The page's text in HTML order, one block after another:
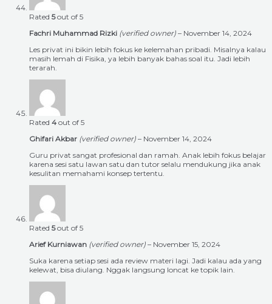
Rated 5out of 5
Fachri Muhammad Rizki (verified owner) – November 14, 2024
Les privat ini bikin lebih fokus ke kelemahan pribadi. Misalnya kalau
masih lemah di Fisika, ya lebih banyak bahas soal itu. Jadi lebih
terarah.
Rated 4 out of 5
Ghifari Akbar (verified owner) – November 14, 2024
Guru privat sangat profesional dan ramah. Anak lebih fokus belajar
karena sesi satu lawan satu dan tutor selalu mendukung jika anak
kesulitan memahami konsep tertentu.
Rated 5out of 5
Arief Kurniawan (verified owner) – November 15, 2024
Suka karena setiap sesi ada review materi lagi. Jadi kalau ada yang
kelewat, bisa diulang. Nggak langsung loncat ke topik lain.